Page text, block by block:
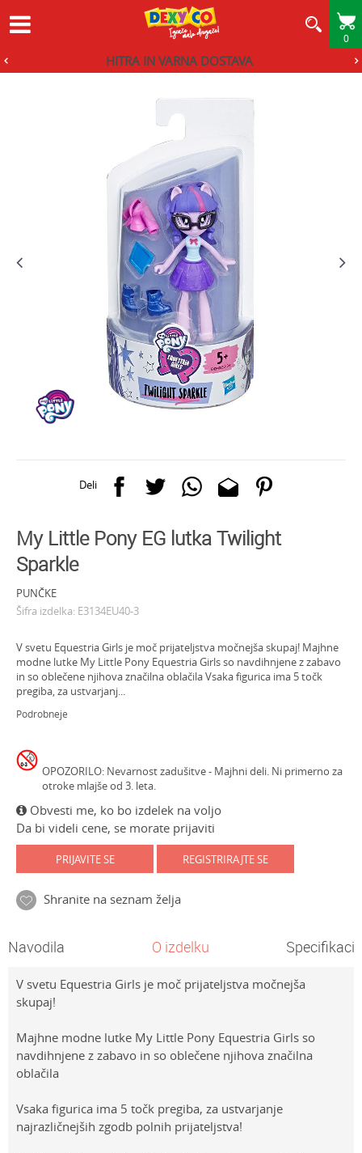
0
HITRA IN VARNA DOSTAVA
Deli
My Little Pony EG lutka Twilight
Sparkle
PUNČKE
Šifra izdelka: E3134EU40-3
V svetu Equestria Girls je moč prijateljstva močnejša skupaj! Majhne
modne lutke My Little Pony Equestria Girls so navdihnjene z zabavo
in so oblečene njihova značilna oblačila Vsaka figurica ima 5 točk
pregiba, za ustvarjanj...
Podrobneje
OPOZORILO: Nevarnost zadušitve - Majhni deli. Ni primerno za
otroke mlajše od 3. leta.
Obvesti me, ko bo izdelek na voljo
Da bi videli cene, se morate prijaviti
PRIJAVITE SE REGISTRIRAJTE SE
Shranite na seznam želja
Navodila O izdelku
V svetu Equestria Girls je moč prijateljstva močnejša
skupaj!
Majhne modne lutke My Little Pony Equestria Girls so
navdihnjene z zabavo in so oblečene njihova značilna
oblačila
Vsaka figurica ima 5 točk pregiba, za ustvarjanje
najrazličnejših zgodb polnih prijateljstva!